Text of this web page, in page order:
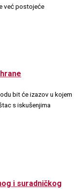
već postojeće
bit će izazov u kojem
s iskušenjima
i suradničkog